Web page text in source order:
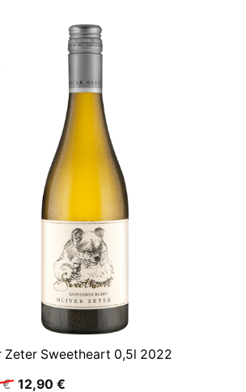
Zeter Sweetheart 0,5l 2022
€ Ursprünglicher
12,90€